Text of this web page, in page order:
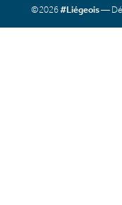
©2026#Liégeois—